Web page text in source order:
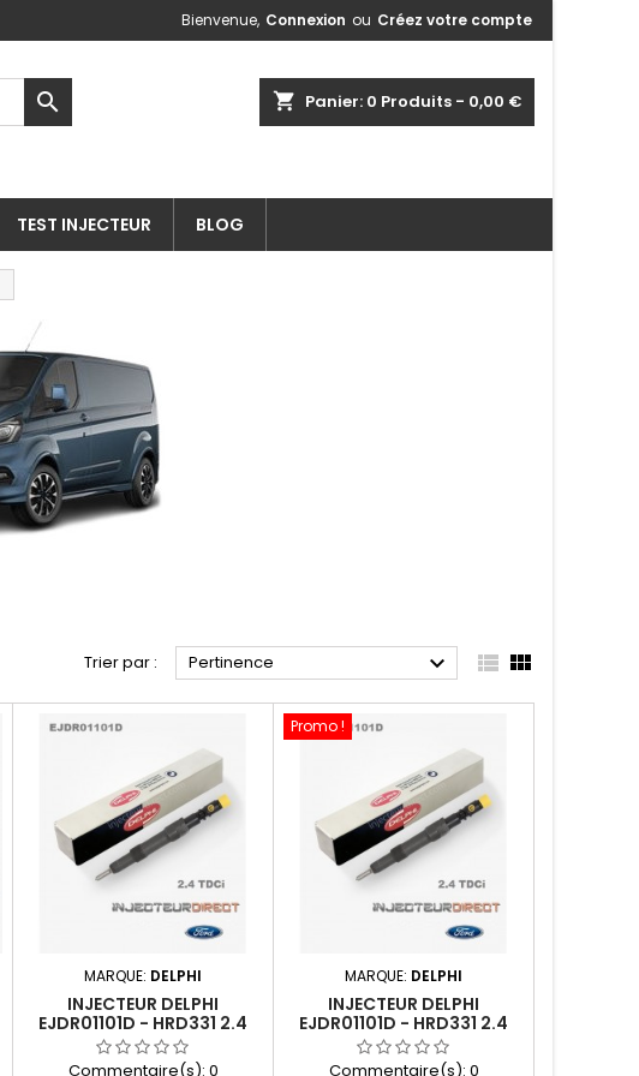
Bienvenue, Connexion ou Créez votre compte
shopping_cart Panier: 0 Produits - 0,00 €

TEST INJECTEUR BLOG
Trier par : Pertinence   
MARQUE: DELPHI
INJECTEUR DELPHI
EJDR01101D - HRD331 2.4
TDCI 4C1Q9K546BA
EJDR00403Z
Commentaire(s):0
Promo !
MARQUE: DELPHI
INJECTEUR DELPHI
EJDR01101D - HRD331 2.4
TDCI
Commentaire(s):0